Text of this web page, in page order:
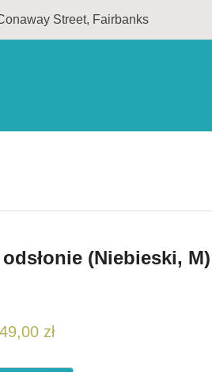
Street, Fairbanks
(Niebieski, M)
zł